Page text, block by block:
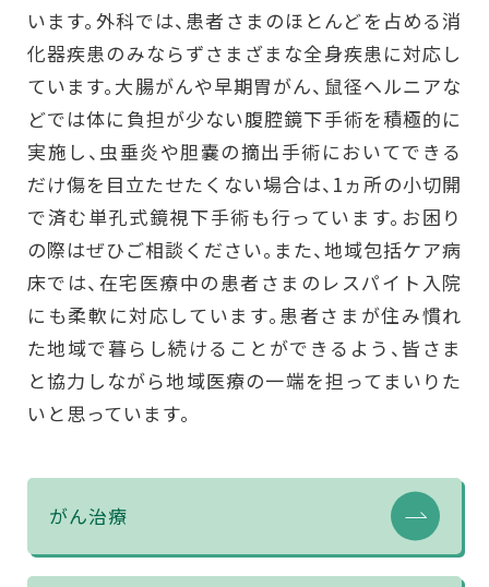
います。外科では、患者さまのほとんどを占める消
化器疾患のみならずさまざまな全身疾患に対応し
ています。大腸がんや早期胃がん、鼠径ヘルニアな
どでは体に負担が少ない腹腔鏡下手術を積極的に
実施し、虫垂炎や胆嚢の摘出手術においてできる
だけ傷を目立たせたくない場合は、1ヵ所の小切開
で済む単孔式鏡視下手術も行っています。お困り
の際はぜひご相談ください。また、地域包括ケア病
床では、在宅医療中の患者さまのレスパイト入院
にも柔軟に対応しています。患者さまが住み慣れ
た地域で暮らし続けることができるよう、皆さま
と協力しながら地域医療の一端を担ってまいりた
いと思っています。
がん治療